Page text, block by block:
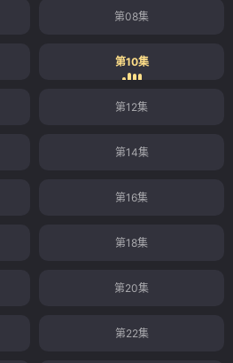
第08集
第10集
第12集
第14集
第16集
第18集
第20集
第22集